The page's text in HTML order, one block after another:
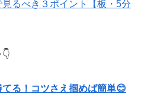
見るべき３ポイント【板・5分
る！コツさえ掴めば簡単😊